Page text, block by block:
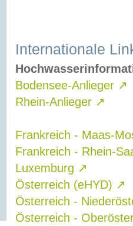
Internationale
Bodensee-Anlieger ↗
Rhein-Anlieger ↗
Frankreich - Maas-
Frankreich - Rhein-
Luxemburg ↗
Österreich (eHYD) ↗
Österreich -
Österreich -